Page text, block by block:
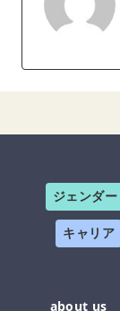
ジェンダー
キャリア
about us